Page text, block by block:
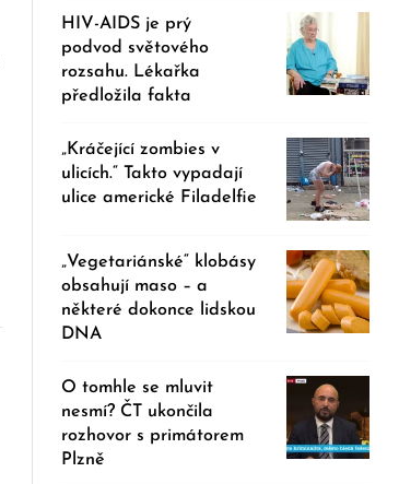
HIV-AIDS je prý
podvod světového
rozsahu. Lékařka
předložila fakta
„Kráčející zombies v
ulicích.“ Takto vypadají
ulice americké Filadelfie
„Vegetariánské“ klobásy
obsahují maso – a
některé dokonce lidskou
DNA
O tomhle se mluvit
nesmí? ČT ukončila
rozhovor s primátorem
Plzně